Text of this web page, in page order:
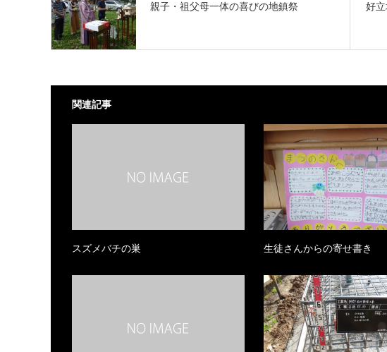
親子・祖父母一体の喜びの地鎮祭 好
関連記事
スズメバチの巣 生徒さんからの寄せ書き